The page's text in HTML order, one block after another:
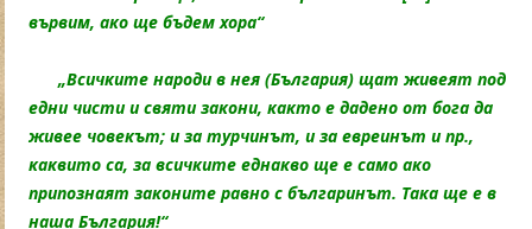
вървим, ако ще бъдем хора“
„Всичките народи в нея (България) щат живеят под
едни чисти и святи закони, както е дадено от бога да
живее човекът; и за турчинът, и за евреинът и пр.,
каквито са, за всичките еднакво ще е само ако
припознаят законите равно с българинът. Така ще е в
наша България!“